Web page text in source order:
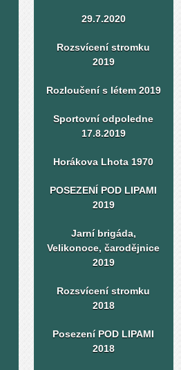
29.7.2020
Rozsvícení stromku
2019
Rozloučení s létem 2019
Sportovní odpoledne
17.8.2019
Horákova Lhota 1970
POSEZENÍ POD LIPAMI
2019
Jarní brigáda,
Velikonoce, čarodějnice
2019
Rozsvícení stromku
2018
Posezení POD LIPAMI
2018